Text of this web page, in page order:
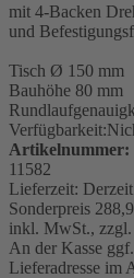
mit 4-Backen
und
Tisch Ø 150 mm
Bauhöhe 80 mm
Verfügbarkeit:
Artikelnummer:
11582
Lieferzeit:
Sonderpreis
inkl. MwSt., zzgl.
An der Kasse
Lieferadresse im